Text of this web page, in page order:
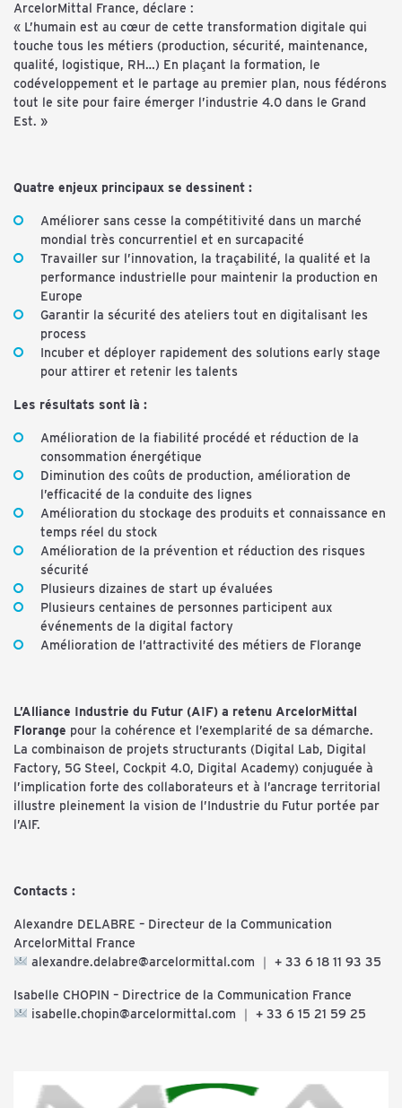
ArcelorMittal France, déclare :
« L’humain est au cœur de cette transformation digitale qui
touche tous les métiers (production, sécurité, maintenance,
qualité, logistique, RH…) En plaçant la formation, le
codéveloppement et le partage au premier plan, nous fédérons
tout le site pour faire émerger l’industrie 4.0 dans le Grand
Est. »
Quatre enjeux principaux se dessinent :
Améliorer sans cesse la compétitivité dans un marché
mondial très concurrentiel et en surcapacité
Travailler sur l’innovation, la traçabilité, la qualité et la
performance industrielle pour maintenir la production en
Europe
Garantir la sécurité des ateliers tout en digitalisant les
process
Incuber et déployer rapidement des solutions early stage
pour attirer et retenir les talents
Les résultats sont là :
Amélioration de la fiabilité procédé et réduction de la
consommation énergétique
Diminution des coûts de production, amélioration de
l’efficacité de la conduite des lignes
Amélioration du stockage des produits et connaissance en
temps réel du stock
Amélioration de la prévention et réduction des risques
sécurité
Plusieurs dizaines de start up évaluées
Plusieurs centaines de personnes participent aux
événements de la digital factory
Amélioration de l’attractivité des métiers de Florange
L’Alliance Industrie du Futur (AIF) a retenu ArcelorMittal
Florange pour la cohérence et l’exemplarité de sa démarche.
La combinaison de projets structurants (Digital Lab, Digital
Factory, 5G Steel, Cockpit 4.0, Digital Academy) conjuguée à
l’implication forte des collaborateurs et à l’ancrage territorial
illustre pleinement la vision de l’Industrie du Futur portée par
l’AIF.
Contacts :
Alexandre DELABRE – Directeur de la Communication
ArcelorMittal France
alexandre.delabre@arcelormittal.com ｜ + 33 6 18 11 93 35
Isabelle CHOPIN – Directrice de la Communication France
isabelle.chopin@arcelormittal.com ｜ + 33 6 15 21 59 25